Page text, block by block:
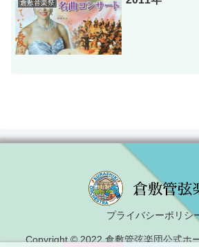
倉敷音楽祭
プライバシーポリシ
Copyright © 2022 倉敷管弦楽団公式ホ